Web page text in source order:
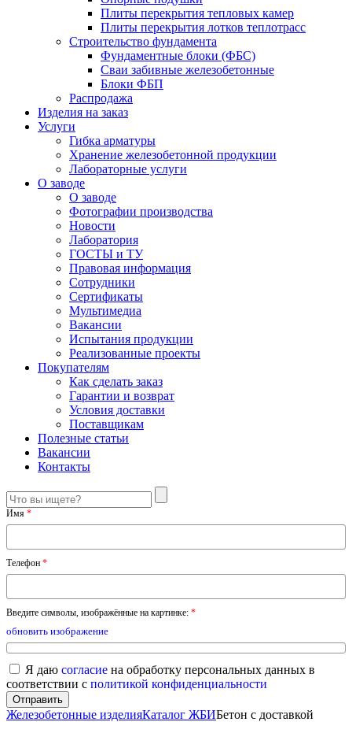
Плиты перекрытия тепловых камер
Плиты перекрытия лотков теплотрасс
Строительство фундамента
Фундаментные блоки (ФБС)
Сваи забивные железобетонные
Блоки ФБП
Распродажа
Изделия на заказ
Услуги
Гибка арматуры
Хранение железобетонной продукции
Лабораторные услуги
О заводе
О заводе
Фотографии производства
Новости
Лаборатория
ГОСТЫ и ТУ
Правовая информация
Сотрудники
Сертификаты
Мультимедиа
Вакансии
Испытания продукции
Реализованные проекты
Покупателям
Как сделать заказ
Гарантии и возврат
Условия доставки
Поставщикам
Полезные статьи
Вакансии
Контакты
Имя *
Телефон *
Введите символы, изображённые на картинке: *
обновить изображение
Я даю согласие на обработку персональных данных в
соответствии с политикой конфиденциальности
Железобетонные изделияКаталог ЖБИБетон с доставкой